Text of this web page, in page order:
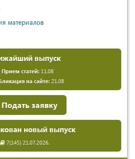
материалов
выпуск
Прием статей: 11.08
на сайте:21.08
Подать заявку
новый выпуск
7(145) 21.07.2026.